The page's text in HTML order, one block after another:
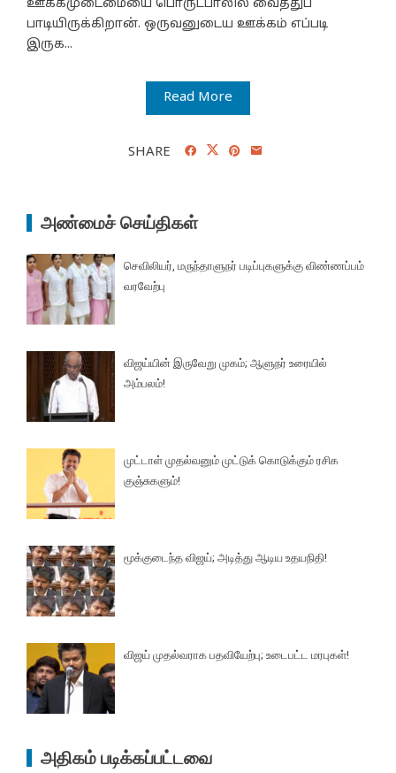
ஊக்கமுடைமையை பொருட்பாலில் வைத்துப்
பாடியிருக்கிறான். ஒருவனுடைய ஊக்கம் எப்படி
இருக...
Read More
SHARE
அண்மைச் செய்திகள்
செவிலியர், மருந்தாளுநர் படிப்புகளுக்கு விண்ணப்பம்
வரவேற்பு
விஜய்யின் இருவேறு முகம்; ஆளுநர் உரையில்
அம்பலம்!
முட்டாள் முதல்வனும் முட்டுக் கொடுக்கும் ரசிக
குஞ்சுகளும்!
மூக்குடைந்த விஜய்; அடித்து ஆடிய உதயநிதி!
விஜய் முதல்வராக பதவியேற்பு; உடைபட்ட மரபுகள்!
அதிகம் படிக்கப்பட்டவை